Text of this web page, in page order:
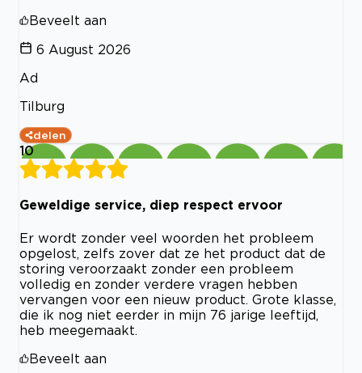
Beveelt aan
6 August 2026
Ad
Tilburg
delen
10
Geweldige service, diep respect ervoor
Er wordt zonder veel woorden het probleem
opgelost, zelfs zover dat ze het product dat de
storing veroorzaakt zonder een probleem
volledig en zonder verdere vragen hebben
vervangen voor een nieuw product. Grote klasse,
die ik nog niet eerder in mijn 76 jarige leeftijd,
heb meegemaakt.
Beveelt aan